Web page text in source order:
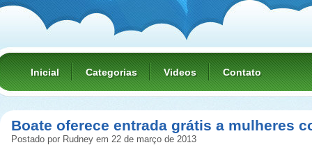
Inicial Categorias Videos Contato
Boate oferece entrada grátis a mulheres
Postado por Rudney em 22 de março de 2013